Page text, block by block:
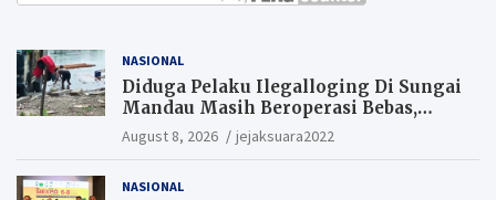
NASIONAL
Diduga Pelaku Ilegalloging Di Sungai
Mandau Masih Beroperasi Bebas,
Masyarakat Minta Aparat Penegak
Hukum Segera Tangkap Aktor Dan
August 8, 2026 jejaksuara2022
NASIONAL